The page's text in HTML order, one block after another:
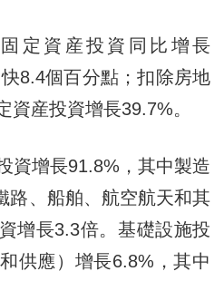
資産投資同比增長
8.4個百分點；扣除房地
資産投資增長39.7%。
增長91.8%，其中製造
路、船舶、航空航天和其
增長3.3倍。基礎設施投
供應）增長6.8%，其中